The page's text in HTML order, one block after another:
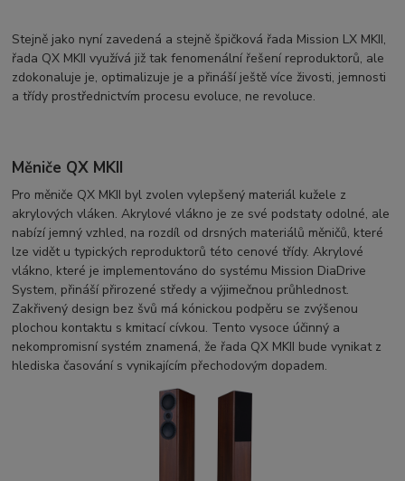
Stejně jako nyní zavedená a stejně špičková řada Mission LX MKII,
řada QX MKII využívá již tak fenomenální řešení reproduktorů, ale
zdokonaluje je, optimalizuje je a přináší ještě více živosti, jemnosti
a třídy prostřednictvím procesu evoluce, ne revoluce.
Měniče QX MKII
Pro měniče QX MKII byl zvolen vylepšený materiál kužele z
akrylových vláken. Akrylové vlákno je ze své podstaty odolné, ale
nabízí jemný vzhled, na rozdíl od drsných materiálů měničů, které
lze vidět u typických reproduktorů této cenové třídy. Akrylové
vlákno, které je implementováno do systému Mission DiaDrive
System, přináší přirozené středy a výjimečnou průhlednost.
Zakřivený design bez švů má kónickou podpěru se zvýšenou
plochou kontaktu s kmitací cívkou. Tento vysoce účinný a
nekompromisní systém znamená, že řada QX MKII bude vynikat z
hlediska časování s vynikajícím přechodovým dopadem.